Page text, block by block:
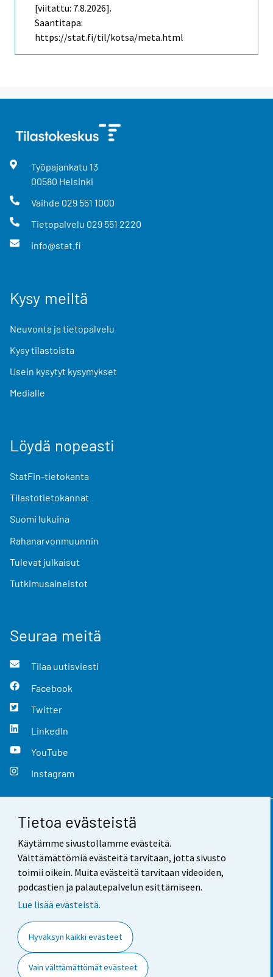
Tietoa evästeistä
Käytämme sivustollamme evästeitä.
Välttämättömiä evästeitä tarvitaan, jotta sivusto
toimii oikein. Muita evästeitä tarvitaan videoiden,
podcastien ja palautepalvelun esittämiseen.
Lue lisää evästeistä.
Hyväksyn kaikki evästeet
Vain välttämättömät evästeet
[viitattu: 7.8.2026].
Saantitapa:
https://stat.fi/til/kotsa/meta.html
Työpajankatu 13
00580 Helsinki
Vaihde 029 551 1000
Tietopalvelu 029 551 2220
info@stat.fi
Kysy meiltä
Neuvonta ja tietopalvelu
Kysy tilastoista
Usein kysytyt kysymykset
Medialle
Löydä nopeasti
StatFin-tietokanta
Tilastotietokannat
Suomi lukuina
Rahanarvonmuunnin
Tulevat julkaisut
Tutkimusaineistot
Seuraa meitä
Tilaa uutisviesti
Facebook
Twitter
LinkedIn
YouTube
Instagram
Yhteystiedot
Palaute
Käyttöehdot
Saavutettavuus
Tietoa sivustosta
Evästeasetukset